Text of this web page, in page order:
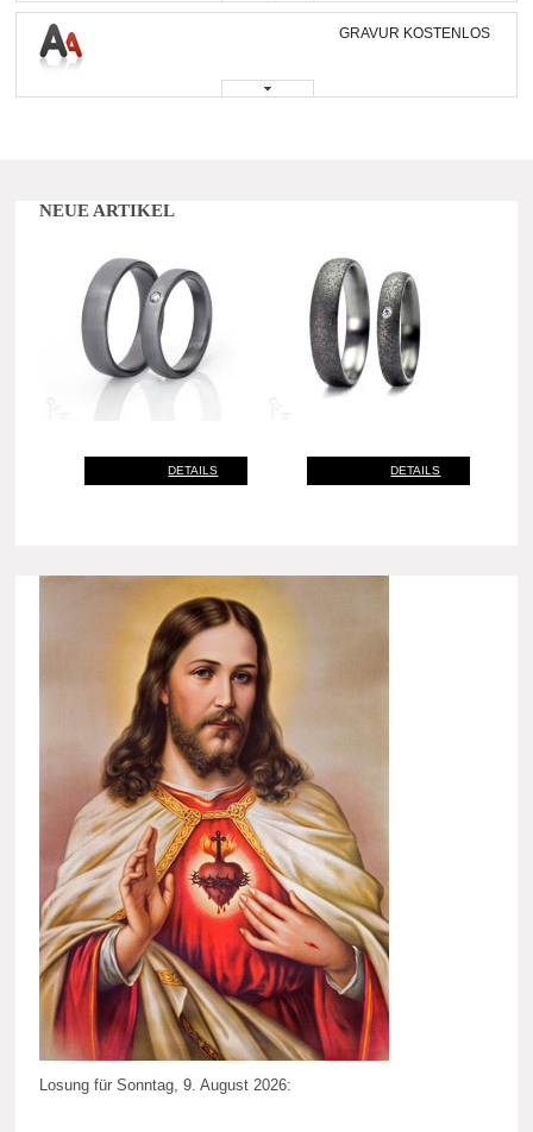
GRAVUR KOSTENLOS
NEUE ARTIKEL
DETAILS DETAILS
Losung für Sonntag, 9. August 2026: